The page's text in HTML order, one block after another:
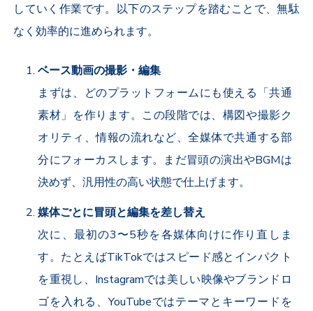
していく作業です。以下のステップを踏むことで、無駄
なく効率的に進められます。
ベース動画の撮影・編集
まずは、どのプラットフォームにも使える「共通
素材」を作ります。この段階では、構図や撮影ク
オリティ、情報の流れなど、全媒体で共通する部
分にフォーカスします。まだ冒頭の演出やBGMは
決めず、汎用性の高い状態で仕上げます。
媒体ごとに冒頭と編集を差し替え
次に、最初の3〜5秒を各媒体向けに作り直しま
す。たとえばTikTokではスピード感とインパクト
を重視し、 Instagramでは美しい映像やブランドロ
ゴを入れる、YouTubeではテーマとキーワードを